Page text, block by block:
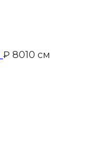
₽ 8010 см